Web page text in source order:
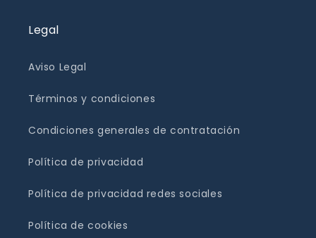
Legal
Aviso Legal
Términos y condiciones
Condiciones generales de contratación
Política de privacidad
Política de privacidad redes sociales
Política de cookies